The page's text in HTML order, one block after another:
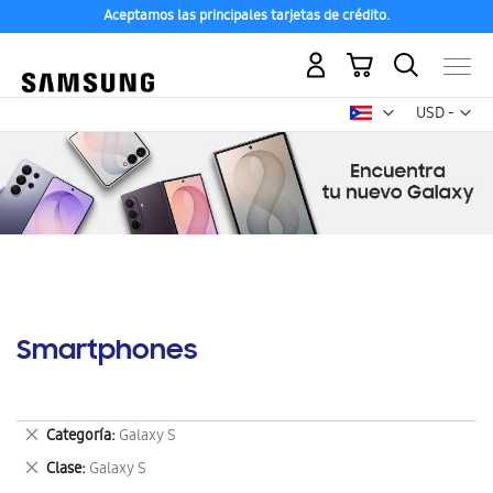
Aceptamos las principales tarjetas de crédito.
USD -
dólar
Mi carrito
Smartphones
Categoría Galaxy S
Eliminar
este
artículo
Clase Galaxy S
Eliminar